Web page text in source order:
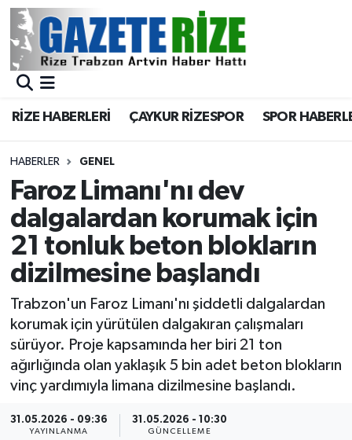
RİZE HABERLERİ ÇAYKUR RİZESPOR SPOR
HABERLER GENEL
Faroz Limanı'nı dev
dalgalardan korumak için
21 tonluk beton blokların
dizilmesine başlandı
Trabzon'un Faroz Limanı'nı şiddetli dalgalardan
korumak için yürütülen dalgakıran çalışmaları
sürüyor. Proje kapsamında her biri 21 ton
ağırlığında olan yaklaşık 5 bin adet beton blokların
vinç yardımıyla limana dizilmesine başlandı.
31.05.2026 - 09:36
YAYINLANMA
31.05.2026 - 10:30
GÜNCELLEME
BÖLGEMİZ
Asayiş
Rize Jandarma Komutanlığı
Bilim Teknoloji
Bölge
Advertising news
Canlı Maç
ÇEVRE
Dış Haberler
Merkez Nöbetçi Eczaneler
Merkez Trafik Yoğunluk Haritası
Süper Lig Puan Durumu ve Fikstür
Tüm Manşetler
Son Dakika Haberleri
Haber Arşivi